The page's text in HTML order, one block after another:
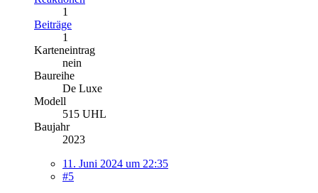
1
Beiträge
1
Karteneintrag
nein
Baureihe
De Luxe
Modell
515 UHL
Baujahr
2023
11. Juni 2024 um 22:35
#5